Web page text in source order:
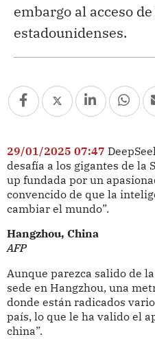
embargo al acceso
estadounidenses.
29/01/2025 07:47
desafía a los gigantes de la
up fundada por un
convencido de que la
cambiar el mundo”.
Hangzhou, China
AFP
Aunque parezca salido de
sede en Hangzhou, una
donde están radicados
país, lo que le ha valido el
china”.